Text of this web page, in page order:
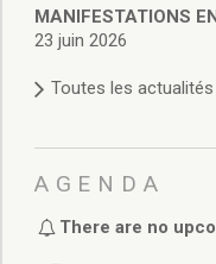
Conseils
Règlement
MANIFESTATIONS
23 juin 2026
Toutes les actualités
AGENDA
There are no